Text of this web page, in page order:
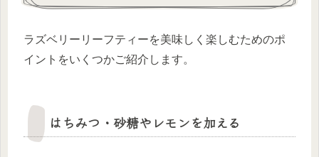
ラズベリーリーフティーを美味しく楽しむためのポ
イントをいくつかご紹介します。
はちみつ・砂糖やレモンを加える